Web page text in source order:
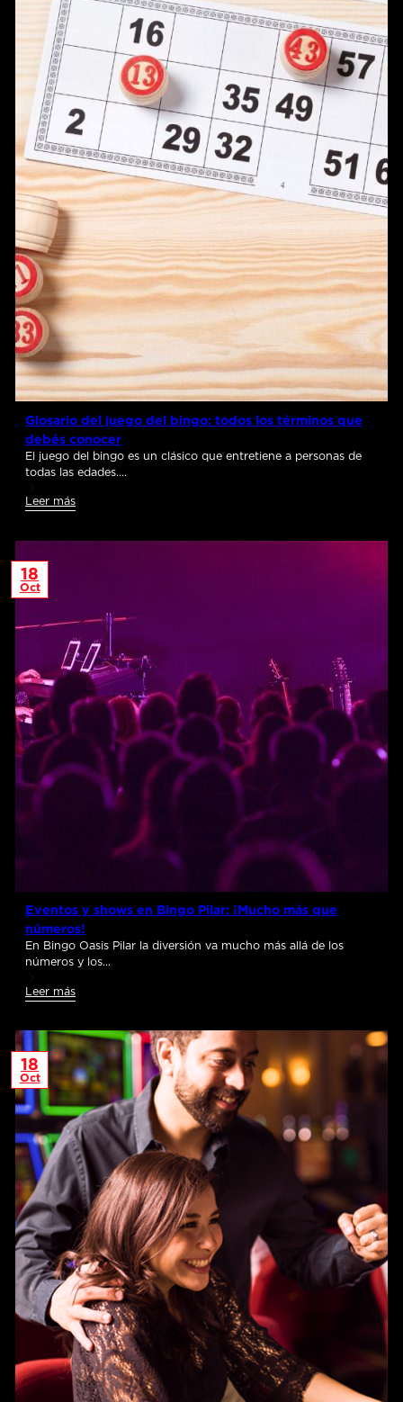
Glosario del juego del bingo: todos los términos que
debés conocer
El juego del bingo es un clásico que entretiene a personas de
todas las edades.…
Leer más
18
Oct
Eventos y shows en Bingo Pilar: ¡Mucho más que
números!
En Bingo Oasis Pilar la diversión va mucho más allá de los
números y los…
Leer más
18
Oct